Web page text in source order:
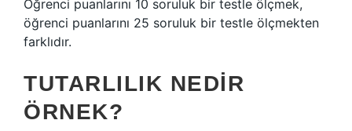
Öğrenci puanlarını 10 soruluk bir testle ölçmek,
öğrenci puanlarını 25 soruluk bir testle ölçmekten
farklıdır.
TUTARLILIK NEDIR
ÖRNEK?